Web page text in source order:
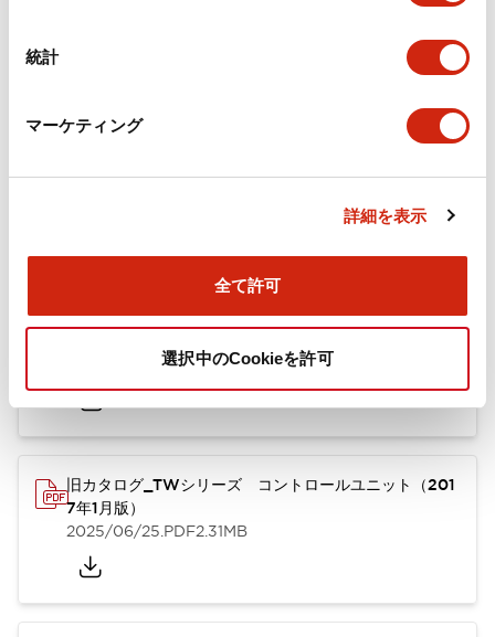
統計
マーケティング
詳細を表示
全て許可
選択中のCookieを許可
カタログ
（日本語）
TWシリーズ コントロールユニット（2025年6月版）
.PDF1.65MB
旧カタログ_TWシリーズ コントロールユニット（201
7年1月版）
2025/06/25.PDF2.31MB